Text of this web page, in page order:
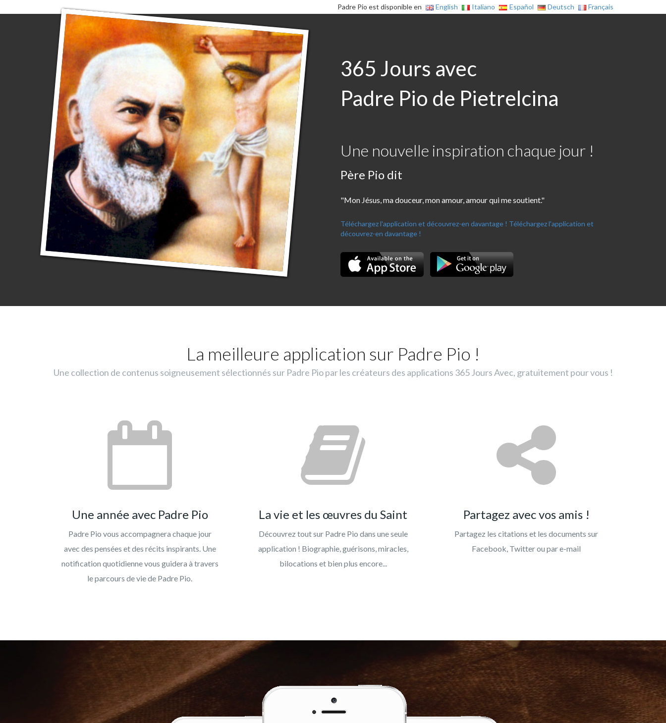
Padre Pio est disponible en English Italiano Español Deutsch Français
365 Jours avec
Padre Pio de Pietrelcina
Une nouvelle inspiration chaque jour !
Père Pio dit
"Mon Jésus, ma douceur, mon amour, amour qui me soutient."
Téléchargez l'application et découvrez-en davantage ! Téléchargez l'application et
découvrez-en davantage !
La meilleure application sur Padre Pio !
Une collection de contenus soigneusement sélectionnés sur Padre Pio par les créateurs des applications 365 Jours Avec, gratuitement pour vous !
Une année avec Padre Pio
Padre Pio vous accompagnera chaque jour
avec des pensées et des récits inspirants. Une
notification quotidienne vous guidera à travers
le parcours de vie de Padre Pio.
La vie et les œuvres du Saint
Découvrez tout sur Padre Pio dans une seule
application ! Biographie, guérisons, miracles,
bilocations et bien plus encore...
Partagez avec vos amis !
Partagez les citations et les documents sur
Facebook, Twitter ou par e-mail